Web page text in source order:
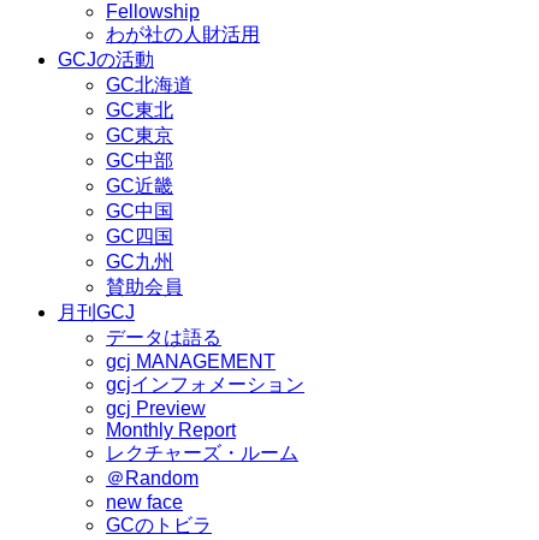
Fellowship
わが社の人財活用
GCJの活動
GC北海道
GC東北
GC東京
GC中部
GC近畿
GC中国
GC四国
GC九州
賛助会員
月刊GCJ
データは語る
gcj MANAGEMENT
gcjインフォメーション
gcj Preview
Monthly Report
レクチャーズ・ルーム
＠Random
new face
GCのトビラ